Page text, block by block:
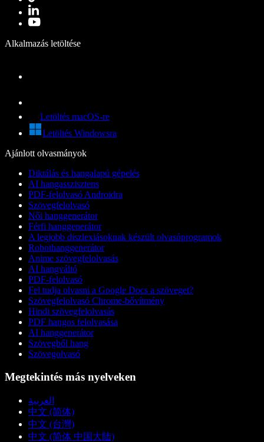
Alkalmazás letöltése
Letöltés macOS-re
Letöltés Windowsra
Ajánlott olvasmányok
Diktálás és hangalapú gépelés
AI hangasszisztens
PDF-felolvasó Androidra
Szövegfelolvasó
Női hanggenerátor
Férfi hanggenerátor
A legjobb diszlexiásoknak készült olvasóprogramok
Robothanggenerátor
Anime szövegfelolvasás
AI hangváltó
PDF-felolvasó
Fel tudja olvasni a Google Docs a szöveget?
Szövegfelolvasó Chrome-bővítmény
Hindi szövegfelolvasás
PDF hangos felolvasása
AI hanggenerátor
Szövegből hang
Szövegolvasó
Megtekintés más nyelveken
العربية
中文 (简体)
中文 (台灣)
中文 (简体 中国大陆)